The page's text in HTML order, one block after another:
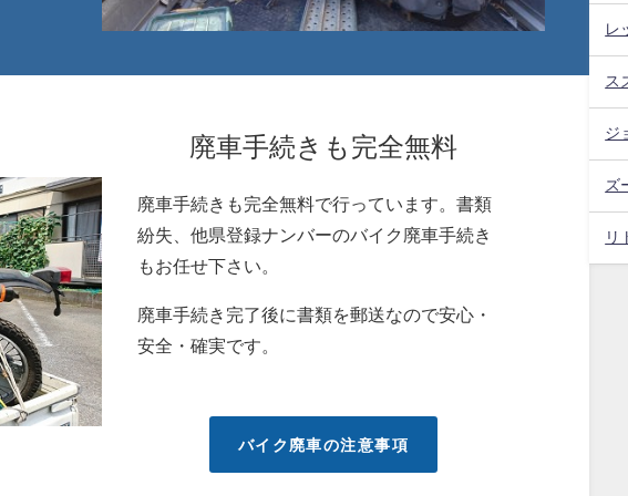
廃車手続きも完全無料
廃車手続きも完全無料で行っています。書類
紛失、他県登録ナンバーのバイク廃車手続き
もお任せ下さい。
廃車手続き完了後に書類を郵送なので安心・
安全・確実です。
バイク廃車の注意事項
レ
ス
ジ
ズ
リ